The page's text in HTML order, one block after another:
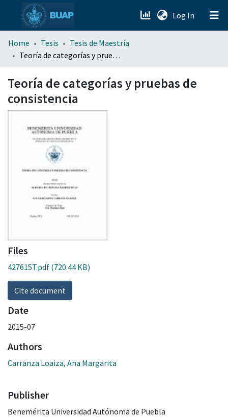
Log In (current)
menu.section.about_menu
Home Tesis
Tesis de Maestría
Teoría de categorías y pruebas de consistencia
Teoría de categorías y pruebas de
consistencia
Files
427615T.pdf (720.44 KB)
Cite document
Date
2015-07
Authors
Carranza Loaiza, Ana Margarita
Publisher
Benemérita Universidad Autónoma de Puebla